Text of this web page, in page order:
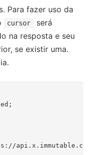
Para fazer uso da
cursor
será
na resposta e seu
se existir uma.
api.x.immutable.com/